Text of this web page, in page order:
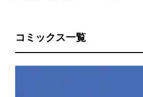
コミックス一覧